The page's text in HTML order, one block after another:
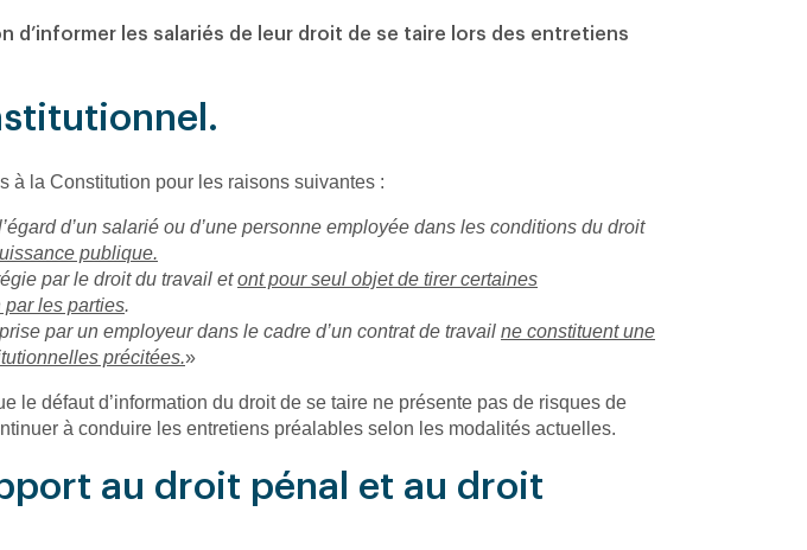
d’informer les salariés de leur droit de se taire lors des entretiens
à la Constitution pour les raisons suivantes :
d’un salarié ou d’une personne employée dans les conditions du droit
publique.
par le droit du travail etont pour seul objet de tirer certaines
par les parties.
par un employeur dans le cadre d’un contrat de travail ne constituent une
précitées.»
défaut d’information du droit de se taire ne présente pas de risques de
à conduire les entretiens préalables selon les modalités actuelles.
au droit pénal et au droit